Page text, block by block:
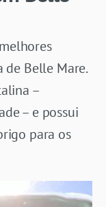
de Belle Mare.
–
– e possui
para os